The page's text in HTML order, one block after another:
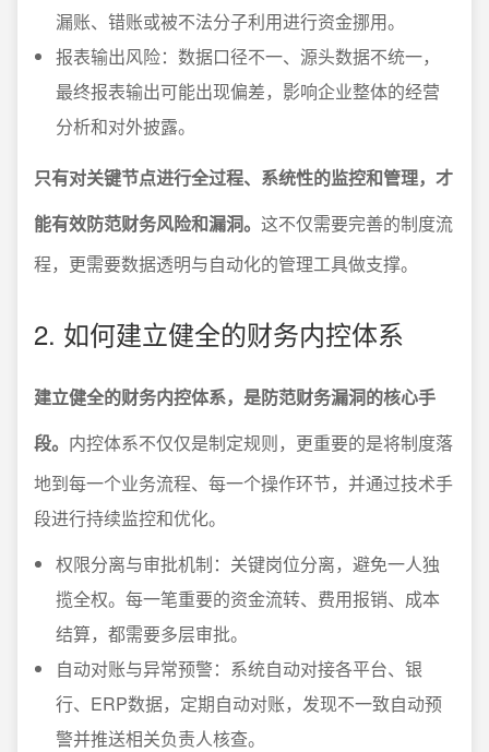
漏账、错账或被不法分子利用进行资金挪用。
报表输出风险：数据口径不一、源头数据不统一，
最终报表输出可能出现偏差，影响企业整体的经营
分析和对外披露。
只有对关键节点进行全过程、系统性的监控和管理，才
能有效防范财务风险和漏洞。 这不仅需要完善的制度流
程，更需要数据透明与自动化的管理工具做支撑。
2. 如何建立健全的财务内控体系
建立健全的财务内控体系，是防范财务漏洞的核心手
段。 内控体系不仅仅是制定规则，更重要的是将制度落
地到每一个业务流程、每一个操作环节，并通过技术手
段进行持续监控和优化。
权限分离与审批机制：关键岗位分离，避免一人独
揽全权。每一笔重要的资金流转、费用报销、成本
结算，都需要多层审批。
自动对账与异常预警：系统自动对接各平台、银
行、ERP数据，定期自动对账，发现不一致自动预
警并推送相关负责人核查。